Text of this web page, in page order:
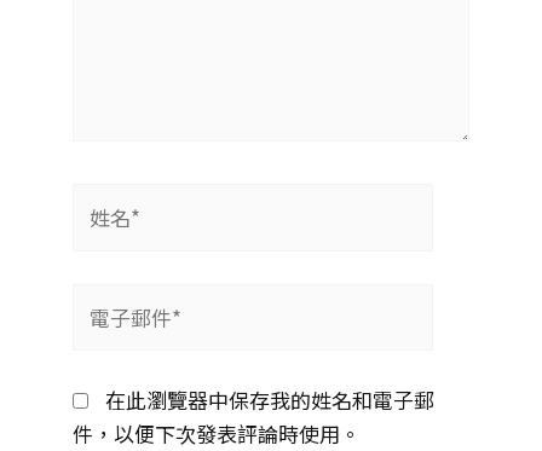
名
件
*
在此瀏覽器中保存我的姓名和電子郵
件，以便下次發表評論時使用。